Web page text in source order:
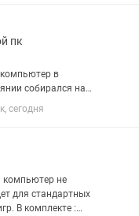
пк
в
собирался на
есть гарантия на
ним игровой
монитора
сегодня
не
для стандартных
В комплекте :